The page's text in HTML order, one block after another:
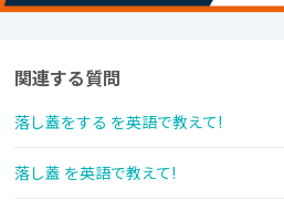
関連する質問
落し蓋をする を英語で教えて!
落し蓋 を英語で教えて!